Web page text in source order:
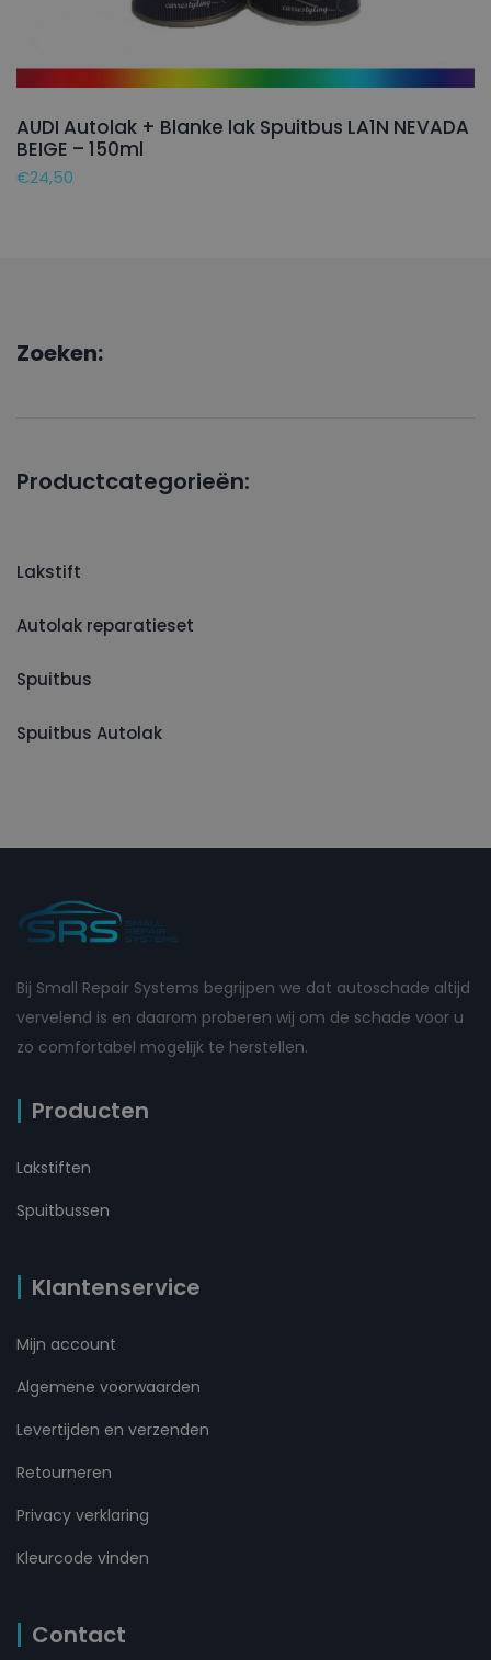
AUDI Autolak + Blanke lak Spuitbus LA1N NEVADA
BEIGE – 150ml
€24,50
Zoeken:
Productcategorieën:
Lakstift
Autolak reparatieset
Spuitbus
Spuitbus Autolak
Bij Small Repair Systems begrijpen we dat autoschade altijd
vervelend is en daarom proberen wij om de schade voor u
zo comfortabel mogelijk te herstellen.
Producten
Lakstiften
Spuitbussen
Klantenservice
Mijn account
Algemene voorwaarden
Levertijden en verzenden
Retourneren
Privacy verklaring
Kleurcode vinden
Contact